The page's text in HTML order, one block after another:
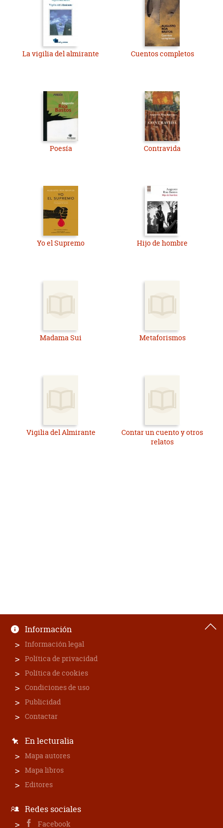
La vigilia del almirante Cuentos completos
Poesía Contravida
Yo el Supremo Hijo de hombre
Madama Sui Metaforismos
Vigilia del Almirante
Contar un cuento y otros
relatos
Información
Información legal
Política de privacidad
Política de cookies
Condiciones de uso
Publicidad
Contactar
En lecturalia
Mapa autores
Mapa libros
Editores
Redes sociales
Facebook